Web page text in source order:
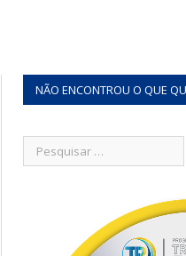
NÃO ENCONTROU O QUE